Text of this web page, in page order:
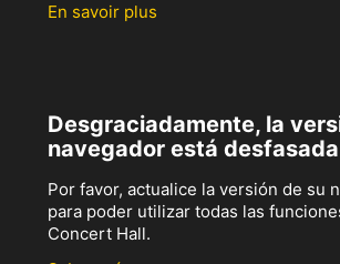
En savoir plus
Desgraciadamente, la
navegador está desfasada
Por favor, actualice la versión de su
para poder utilizar todas las
Concert Hall.